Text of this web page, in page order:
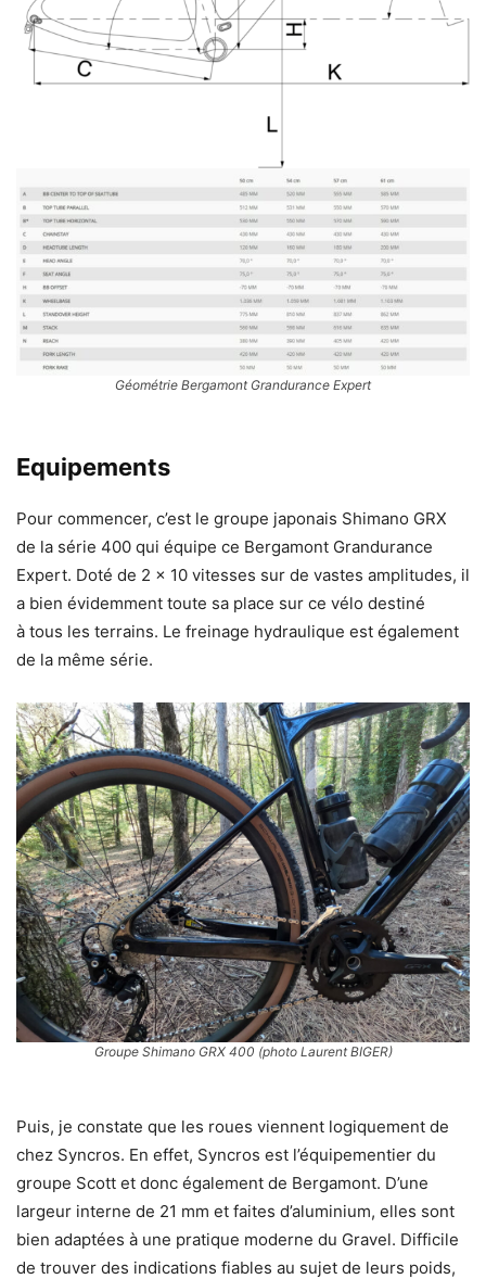
Géométrie Bergamont Grandurance Expert
Equipements
Pour commencer, c’est le groupe japonais Shimano GRX
de la série 400 qui équipe ce Bergamont Grandurance
Expert. Doté de 2 x 10 vitesses sur de vastes amplitudes, il
a bien évidemment toute sa place sur ce vélo destiné
à tous les terrains. Le freinage hydraulique est également
de la même série.
Groupe Shimano GRX 400 (photo Laurent BIGER)
Puis, je constate que les roues viennent logiquement de
chez Syncros. En effet, Syncros est l’équipementier du
groupe Scott et donc également de Bergamont. D’une
largeur interne de 21 mm et faites d’aluminium, elles sont
bien adaptées à une pratique moderne du Gravel. Difficile
de trouver des indications fiables au sujet de leurs poids,